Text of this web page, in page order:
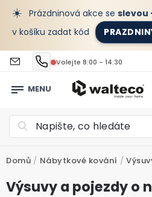
☀️ Prázdninová akce se slevou
v košíku zadat kód
Volejte 8:00 - 14:30
Domů / Nábytkové kování /
Výsuvy a pojezdy o